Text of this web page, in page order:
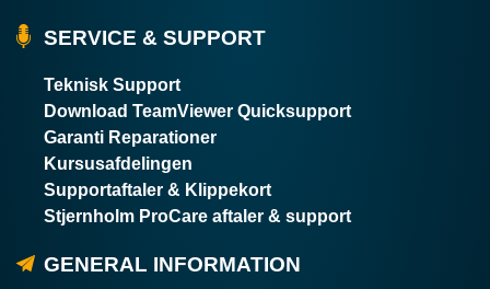
SERVICE & SUPPORT
Teknisk Support
Download TeamViewer Quicksupport
Garanti Reparationer
Kursusafdelingen
Supportaftaler & Klippekort
Stjernholm ProCare aftaler & support
GENERAL INFORMATION